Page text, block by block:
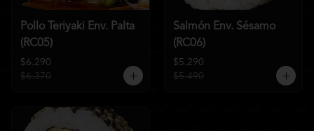
Pollo Teriyaki Env. Palta
(RC05)
$6.290
$6.370
Salmón Env. Sésamo
(RC06)
$5.290
$5.490